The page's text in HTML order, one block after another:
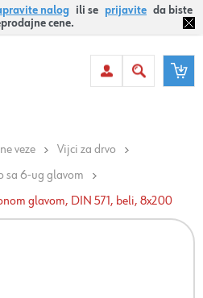
nalog ili se prijavite da biste
cene.
veze
Vijci za drvo
sa 6-ug glavom
glavom, DIN 571, beli, 8x200